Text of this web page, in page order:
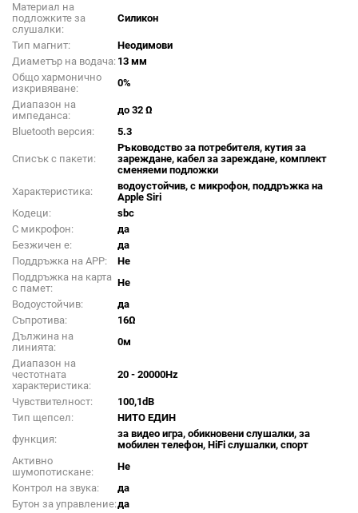
Материал на
подложките за
слушалки:
Силикон
Тип магнит:
Неодимови
Диаметър на водача: 13 мм
Общо хармонично
изкривяване:
0%
Диапазон на
импеданса:
до 32 Ω
Bluetooth версия:
5.3
Списък с пакети:
Ръководство за потребителя, кутия за
зареждане, кабел за зареждане, комплект
сменяеми подложки
Характеристика:
водоустойчив, с микрофон, поддръжка на
Apple Siri
Кодеци:
sbc
С микрофон:
да
Безжичен е:
да
Поддръжка на APP:
Не
Поддръжка на карта
с памет:
Не
Водоустойчив:
да
Съпротива:
16Ω
Дължина на
линията:
0м
Диапазон на
честотната
характеристика:
20 - 20000Hz
Чувствителност:
100,1dB
Тип щепсел:
НИТО ЕДИН
функция:
за видео игра, обикновени слушалки, за
мобилен телефон, HiFi слушалки, спорт
Активно
шумопотискане:
Не
Контрол на звука:
да
Бутон за управление:да